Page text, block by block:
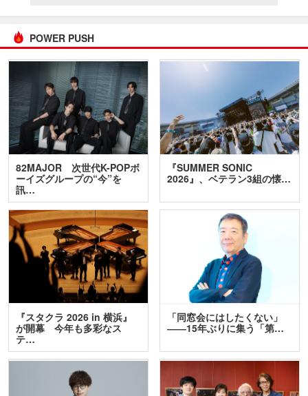
POWER PUSH
82MAJOR 次世代K-POPボ
ーイズグループの“今”を
訊…
『SUMMER SONIC
2026』、ベテラン3組の懐…
『スタクラ 2026 in 横浜』
が開幕 今年も多彩なス
テ…
「同窓会にはしたくない」
――15年ぶりに集う「第…